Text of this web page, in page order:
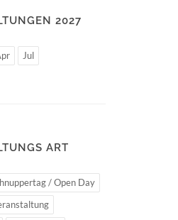
2027
Jul
ART
/ Open Day